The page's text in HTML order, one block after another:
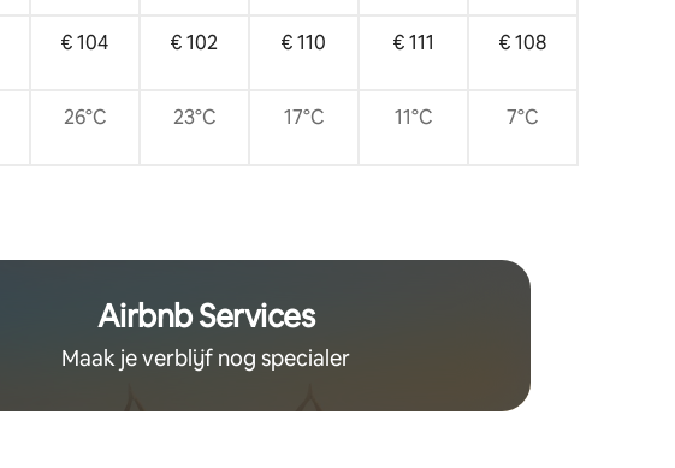
€ 104 € 102 € 110 € 111 € 108
26°C 23°C 17°C 11°C 7°C
Airbnb Services
Maak je verblijf nog specialer